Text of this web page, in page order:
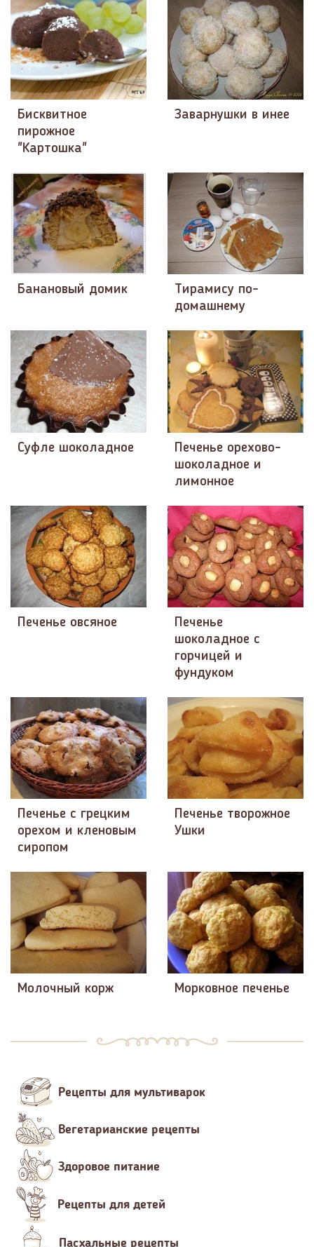
Бисквитное
пирожное
"Картошка"
Заварнушки в инее
Банановый домик
Тирамису по-
домашнему
Суфле шоколадное
Печенье орехово-
шоколадное и
лимонное
Печенье овсяное
Печенье
шоколадное с
горчицей и
фундуком
Печенье с грецким
орехом и кленовым
сиропом
Печенье творожное
Ушки
Молочный корж Морковное печенье
Рецепты для мультиварок
Вегетарианские рецепты
Здоровое питание
Рецепты для детей
Пасхальные рецепты